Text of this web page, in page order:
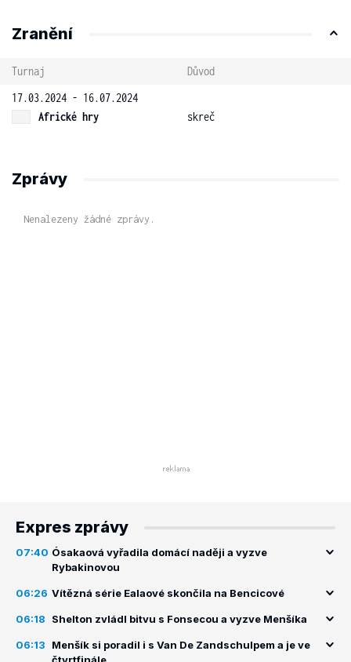
Zranění
Turnaj
Důvod
17.03.2024 - 16.07.2024
Africké hry
skreč
Zprávy
Nenalezeny žádné zprávy.
Expres zprávy
07:40 Ósakaová vyřadila domácí naději a vyzve
Rybakinovou
06:26 Vítězná série Ealaové skončila na Bencicové
06:18 Shelton zvládl bitvu s Fonsecou a vyzve Menšíka
06:13
Menšík si poradil i s Van De Zandschulpem a je ve